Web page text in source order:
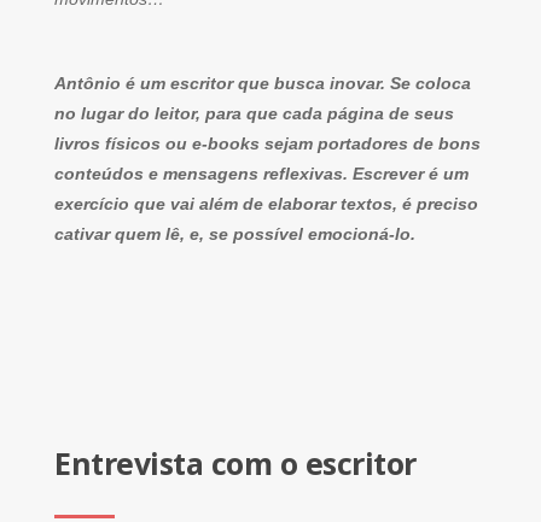
Antônio é um escritor que busca inovar. Se coloca
no lugar do leitor, para que cada página de seus
livros físicos ou e-books sejam portadores de bons
conteúdos e mensagens reflexivas. Escrever é um
exercício que vai além de elaborar textos, é preciso
cativar quem lê, e, se possível emocioná-lo.
Entrevista com o escritor